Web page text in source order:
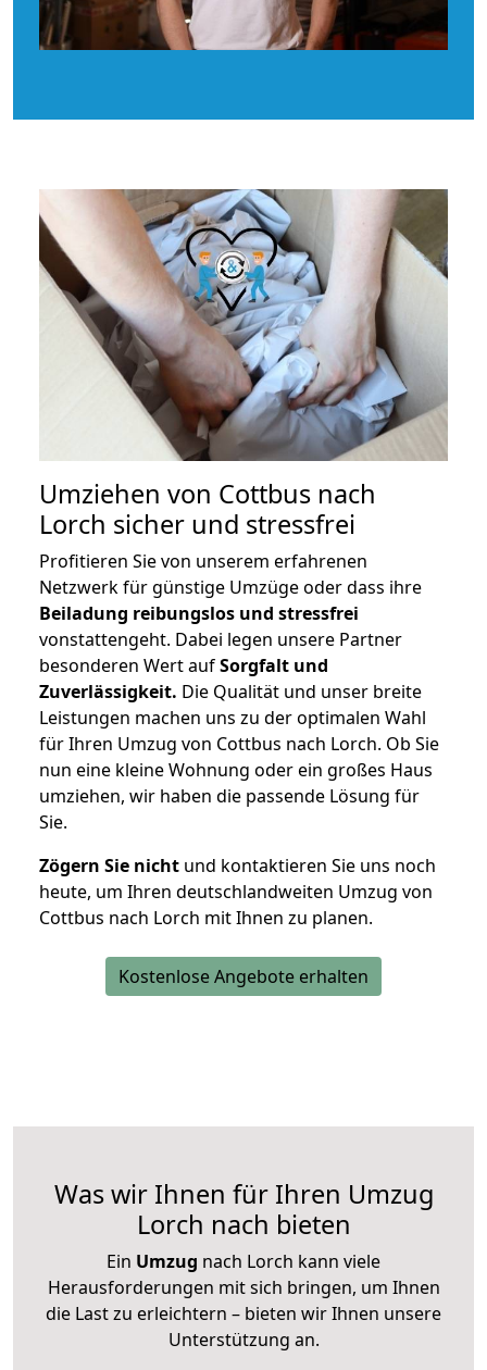
Umziehen von Cottbus nach
Lorch sicher und stressfrei
Profitieren Sie von unserem erfahrenen
Netzwerk für günstige Umzüge oder dass ihre
Beiladung reibungslos und stressfrei
vonstattengeht. Dabei legen unsere Partner
besonderen Wert aufSorgfalt und
Zuverlässigkeit. Die Qualität und unser breite
Leistungen machen uns zu der optimalen Wahl
für Ihren Umzug von Cottbus nach Lorch. Ob Sie
nun eine kleine Wohnung oder ein großes Haus
umziehen, wir haben die passende Lösung für
Sie.
Zögern Sie nicht und kontaktieren Sie uns noch
heute, um Ihren deutschlandweiten Umzug von
Cottbus nach Lorch mit Ihnen zu planen.
Kostenlose Angebote erhalten
Was wir Ihnen für Ihren Umzug
Lorch nach bieten
Ein Umzug nach Lorch kann viele
Herausforderungen mit sich bringen, um Ihnen
die Last zu erleichtern – bieten wir Ihnen unsere
Unterstützung an.